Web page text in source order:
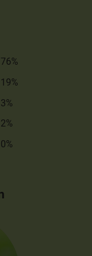
76%
19%
3%
2%
0%